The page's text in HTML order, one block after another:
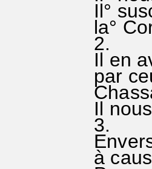
Il°
la°
2.
Il en
par
Il
3.
à